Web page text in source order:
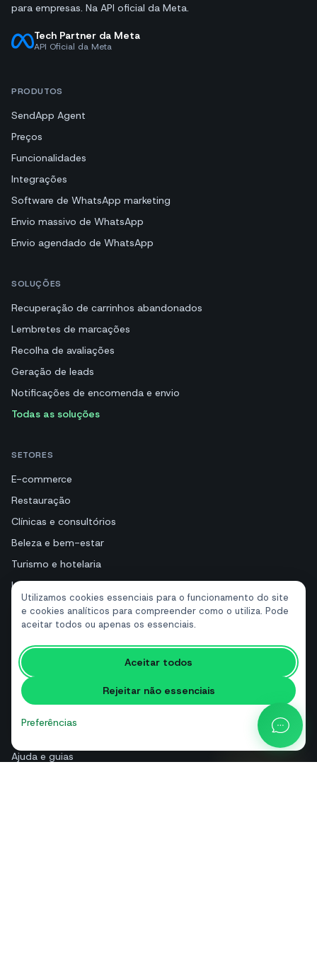
Utilizamos cookies essenciais para o funcionamento do site
e cookies analíticos para compreender como o utiliza. Pode
aceitar todos ou apenas os essenciais.
Aceitar todos
Rejeitar não essenciais
Preferências
para empresas. Na API oficial da Meta.
Tech Partner da Meta
API Oficial da Meta
PRODUTOS
SendApp Agent
Preços
Funcionalidades
Integrações
Software de WhatsApp marketing
Envio massivo de WhatsApp
Envio agendado de WhatsApp
SOLUÇÕES
Recuperação de carrinhos abandonados
Lembretes de marcações
Recolha de avaliações
Geração de leads
Notificações de encomenda e envio
Todas as soluções
SETORES
E-commerce
Restauração
Clínicas e consultórios
Beleza e bem-estar
Turismo e hotelaria
Imobiliárias
RECURSOS
Ferramentas gratuitas
Glossário
Comparações
Ajuda e guias